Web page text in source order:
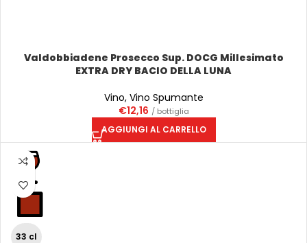
Valdobbiadene Prosecco Sup. DOCG Millesimato
EXTRA DRY BACIO DELLA LUNA
Vino, Vino Spumante
€12,16 / bottiglia
AGGIUNGI AL CARRELLO
33 cl